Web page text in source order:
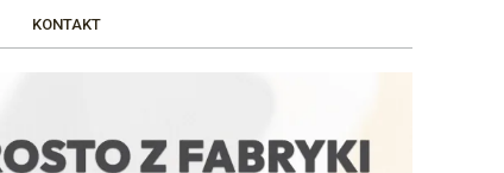
KONTAKT